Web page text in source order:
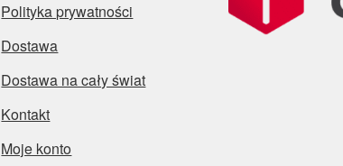
Polityka prywatności
Dostawa
Dostawa na cały świat
Kontakt
Moje konto